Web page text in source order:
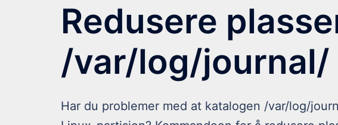
Redusere
/var/log/journal/
Har du problemer med at katalogen /var/log/